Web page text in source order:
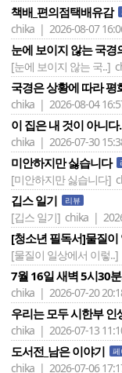
책배_편의점택배유감
chika | 2026-08-07
눈에 보이지 않는 국경
[눈에 보이지 않는 국..]
국경은 상황에 따라 평
chika | 2026-08-04
이 집은 내 것이 아니
chika | 2026-07-30
미안하지만 싫습니다
[미안하지만 싫습니다]
깁스 일기 리뷰
[깁스 일기] chika |
[청소년 필독서]물질
[물질이 일상에서 이렇..]
7월 16일 새벽 5시30
chika | 2026-07-20
우리는 모두 시한부 인
chika | 2026-07-13
도서전_남은 이야기 페
chika | 2026-07-06